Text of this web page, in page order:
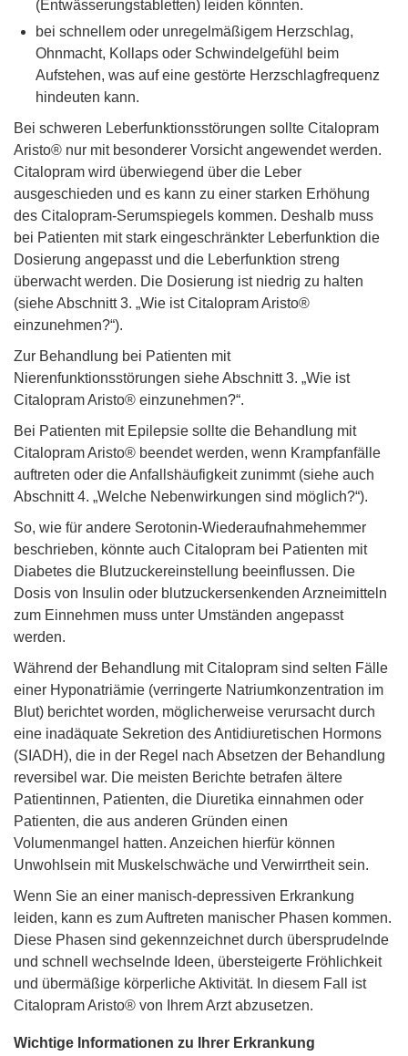
(Entwässerungstabletten) leiden könnten.
bei schnellem oder unregelmäßigem Herzschlag,
Ohnmacht, Kollaps oder Schwindelgefühl beim
Aufstehen, was auf eine gestörte Herzschlagfrequenz
hindeuten kann.
Bei schweren Leberfunktionsstörungen sollte Citalopram
Aristo® nur mit besonderer Vorsicht angewendet werden.
Citalopram wird überwiegend über die Leber
ausgeschieden und es kann zu einer starken Erhöhung
des Citalopram-Serumspiegels kommen. Deshalb muss
bei Patienten mit stark eingeschränkter Leberfunktion die
Dosierung angepasst und die Leberfunktion streng
überwacht werden. Die Dosierung ist niedrig zu halten
(siehe Abschnitt 3. „Wie ist Citalopram Aristo®
einzunehmen?“).
Zur Behandlung bei Patienten mit
Nierenfunktionsstörungen siehe Abschnitt 3. „Wie ist
Citalopram Aristo® einzunehmen?“.
Bei Patienten mit Epilepsie sollte die Behandlung mit
Citalopram Aristo® beendet werden, wenn Krampfanfälle
auftreten oder die Anfallshäufigkeit zunimmt (siehe auch
Abschnitt 4. „Welche Nebenwirkungen sind möglich?“).
So, wie für andere Serotonin-Wiederaufnahmehemmer
beschrieben, könnte auch Citalopram bei Patienten mit
Diabetes die Blutzuckereinstellung beeinflussen. Die
Dosis von Insulin oder blutzuckersenkenden Arzneimitteln
zum Einnehmen muss unter Umständen angepasst
werden.
Während der Behandlung mit Citalopram sind selten Fälle
einer Hyponatriämie (verringerte Natriumkonzentration im
Blut) berichtet worden, möglicherweise verursacht durch
eine inadäquate Sekretion des Antidiuretischen Hormons
(SIADH), die in der Regel nach Absetzen der Behandlung
reversibel war. Die meisten Berichte betrafen ältere
Patientinnen, Patienten, die Diuretika einnahmen oder
Patienten, die aus anderen Gründen einen
Volumenmangel hatten. Anzeichen hierfür können
Unwohlsein mit Muskelschwäche und Verwirrtheit sein.
Wenn Sie an einer manisch-depressiven Erkrankung
leiden, kann es zum Auftreten manischer Phasen kommen.
Diese Phasen sind gekennzeichnet durch übersprudelnde
und schnell wechselnde Ideen, übersteigerte Fröhlichkeit
und übermäßige körperliche Aktivität. In diesem Fall ist
Citalopram Aristo® von Ihrem Arzt abzusetzen.
Wichtige Informationen zu Ihrer Erkrankung